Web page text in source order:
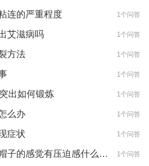
连的严重程度 1个问答
艾滋病吗 1个问答
方法 1个问答
1个问答
出如何锻炼 1个问答
么办 1个问答
症状 1个问答
子的感觉有压迫感什么原
1个问答